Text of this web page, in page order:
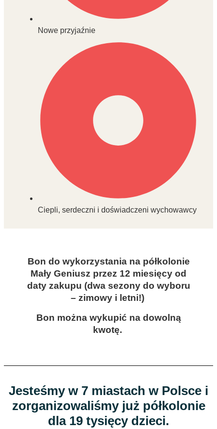
Nowe przyjaźnie
Ciepli, serdeczni i doświadczeni wychowawcy
Bon do wykorzystania na półkolonie
Mały Geniusz przez 12 miesięcy od
daty zakupu (dwa sezony do wyboru
– zimowy i letni!)
Bon można wykupić na dowolną
kwotę.
Jesteśmy w 7 miastach w Polsce i
zorganizowaliśmy już półkolonie
dla 19 tysięcy dzieci.